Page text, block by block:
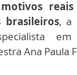
, a
Ana Paula